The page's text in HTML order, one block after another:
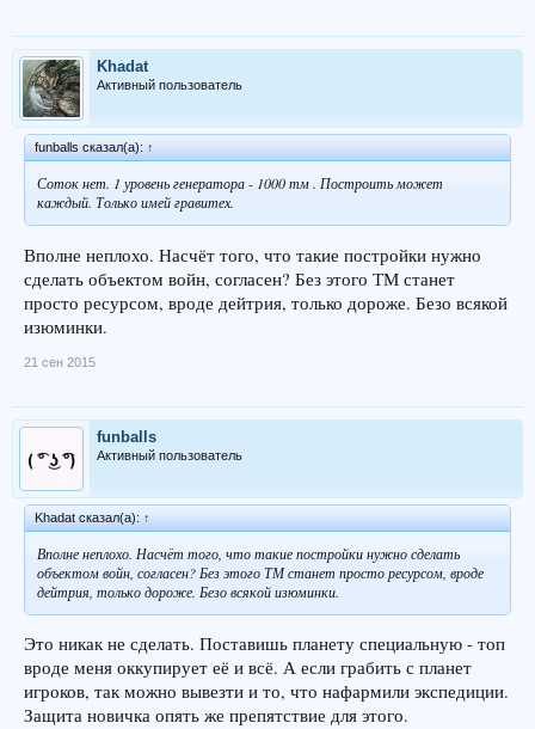
Khadat
Активный пользователь
funballs сказал(а): ↑
Соток нет. 1 уровень генератора - 1000 тм . Построить может
каждый. Только имей гравитех.
Вполне неплохо. Насчёт того, что такие постройки нужно
сделать объектом войн, согласен? Без этого ТМ станет
просто ресурсом, вроде дейтрия, только дороже. Безо всякой
изюминки.
21 сен 2015
funballs
Активный пользователь
Khadat сказал(а): ↑
Вполне неплохо. Насчёт того, что такие постройки нужно сделать
объектом войн, согласен? Без этого ТМ станет просто ресурсом, вроде
дейтрия, только дороже. Безо всякой изюминки.
Это никак не сделать. Поставишь планету специальную - топ
вроде меня оккупирует её и всё. А если грабить с планет
игроков, так можно вывезти и то, что нафармили экспедиции.
Защита новичка опять же препятствие для этого.